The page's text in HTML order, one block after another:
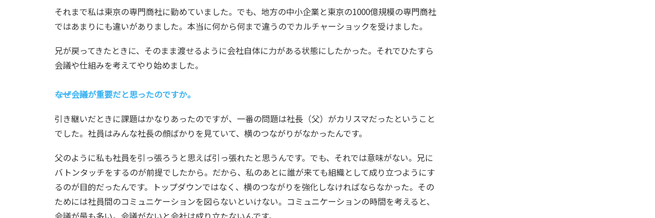
それまで私は東京の専門商社に勤めていました。でも、地方の中小企業と東京の1000億規模の専門商社
ではあまりにも違いがありました。本当に何から何まで違うのでカルチャーショックを受けました。
兄が戻ってきたときに、そのまま渡せるように会社自体に力がある状態にしたかった。それでひたすら
会議や仕組みを考えてやり始めました。
――なぜ会議が重要だと思ったのですか。
引き継いだときに課題はかなりあったのですが、一番の問題は社長（父）がカリスマだったということ
でした。社員はみんな社長の顔ばかりを見ていて、横のつながりがなかったんです。
父のように私も社員を引っ張ろうと思えば引っ張れたと思うんです。でも、それでは意味がない。兄に
バトンタッチをするのが前提でしたから。だから、私のあとに誰が来ても組織として成り立つようにす
るのが目的だったんです。トップダウンではなく、横のつながりを強化しなければならなかった。その
ためには社員間のコミュニケーションを図らないといけない。コミュニケーションの時間を考えると、